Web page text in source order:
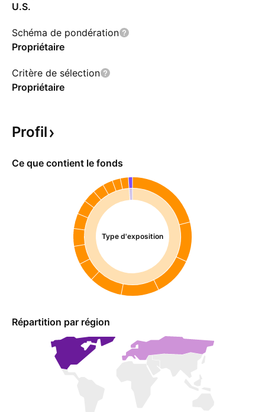
U.S.
Schéma de pondération
Propriétaire
Critère de sélection
Propriétaire
Profil
Ce que contient le fonds
Type d'exposition
Répartition par région